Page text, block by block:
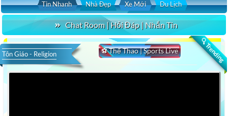
Tin Nhanh Nhà Đẹp Xe Mới Du Lịch
Chat Room | Hỏi Đáp | Nhắn Tin
🔍 Trending
⚽ Thể Thao | Sports Live
Tôn Giáo - Religion